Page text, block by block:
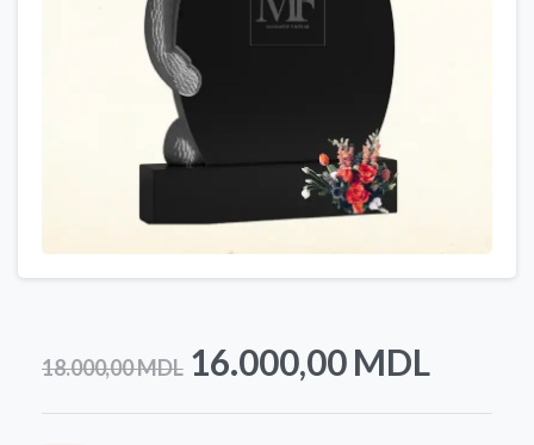
18.000,00MDL Prețul
inițial
16.000,00MDL
curent